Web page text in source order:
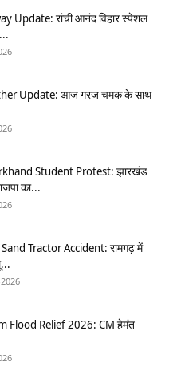
Update: रांची आनंद विहार स्पेशल
Update: आज गरज चमक के साथ
Student Protest: झारखंड
का...
Tractor Accident: रामगढ़ में
Flood Relief 2026: CM हेमंत